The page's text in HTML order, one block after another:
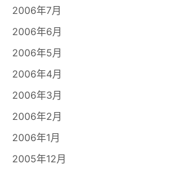
2006年7月
2006年6月
2006年5月
2006年4月
2006年3月
2006年2月
2006年1月
2005年12月